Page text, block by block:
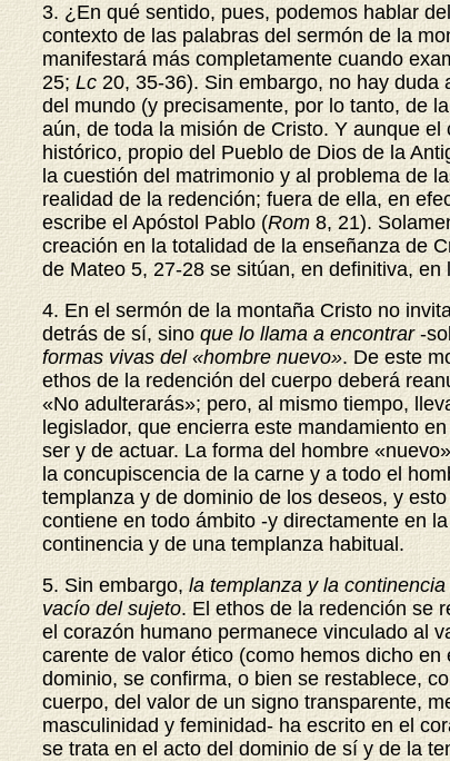
3. ¿En qué sentido, pues, podemos hablar
contexto de las palabras del sermón de la
manifestará más completamente cuando
25;Lc 20, 35-36). Sin embargo, no hay
del mundo (y precisamente, por lo tanto, de
aún, de toda la misión de Cristo. Y aunque
histórico, propio del Pueblo de Dios de la
la cuestión del matrimonio y al problema de
realidad de la redención; fuera de ella, en
escribe el Apóstol Pablo (Rom 8, 21).
creación en la totalidad de la enseñanza de
de Mateo 5, 27-28 se sitúan, en definitiva,
4. En el sermón de la montaña Cristo no
detrás de sí, sino que lo llama a encontrar-
formas vivas del «hombre nuevo». De este
ethos de la redención del cuerpo deberá
«No adulterarás»; pero, al mismo tiempo,
legislador, que encierra este mandamiento
ser y de actuar. La forma del hombre
la concupiscencia de la carne y a todo el
templanza y de dominio de los deseos, y
contiene en todo ámbito -y directamente en
continencia y de una templanza habitual.
5. Sin embargo, la templanza y la
vacío del sujeto. El ethos de la redención se
el corazón humano permanece vinculado al
carente de valor ético (como hemos dicho
dominio, se confirma, o bien se restablece,
cuerpo, del valor de un signo transparente,
masculinidad y feminidad- ha escrito en el
se trata en el acto del dominio de sí y de la